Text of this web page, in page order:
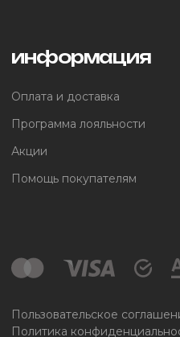
информация
Оплата и доставка
Программа лояльности
Акции
Помощь покупателям
Пользовательское
Политика